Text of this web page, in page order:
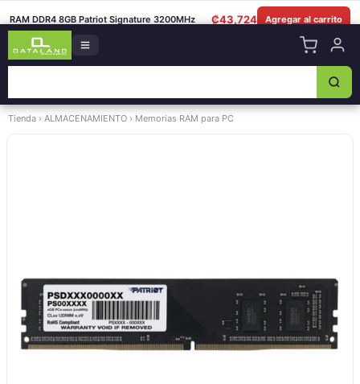
Facebook|
RAM DDR4 8GB Patriot Signature 3200MHz ₡43,724 Agregar al carrito
Tienda › ALMACENAMIENTO › Memorias RAM para PC